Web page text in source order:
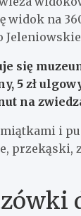
na
się
5 zł
na
i
przekąski,